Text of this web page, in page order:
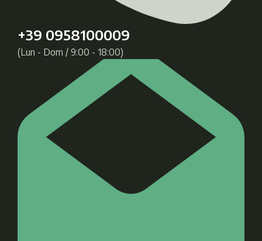
+39 0958100009
(Lun - Dom / 9:00 - 18:00)